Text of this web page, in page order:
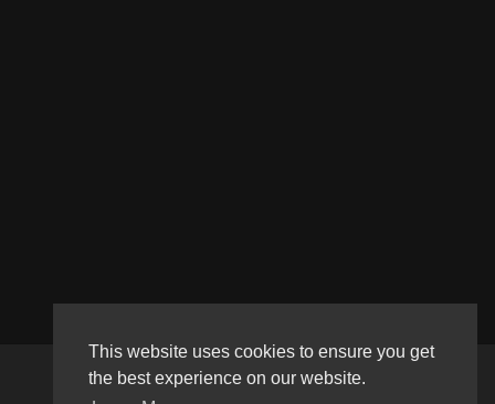
This website uses cookies to ensure you get
the best experience on our website.
Copyright © 2026 Haultube. All rights reserved.